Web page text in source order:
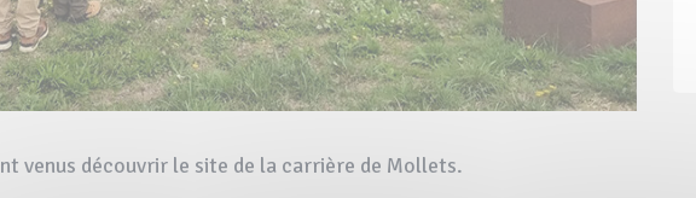
venus découvrir le site de la carrière de Mollets.